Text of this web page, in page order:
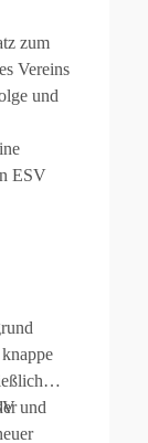
zum
Vereins
und
ESV
und